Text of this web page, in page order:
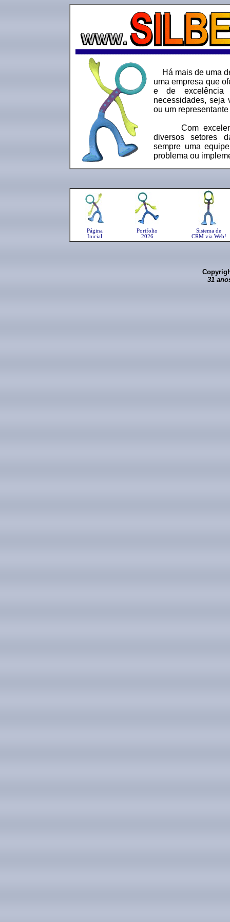
Há mais de uma
uma empresa que
e de excelência
necessidades, seja
ou um
Com
diversos setores
sempre uma
problema ou
Página
Inicial
Portfolio
2026
Sistema de
CRM via Web!
31